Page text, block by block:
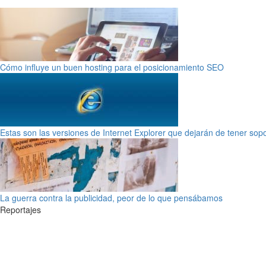
Cómo influye un buen hosting para el posicionamiento SEO
Estas son las versiones de Internet Explorer que dejarán de tener
La guerra contra la publicidad, peor de lo que pensábamos
Reportajes